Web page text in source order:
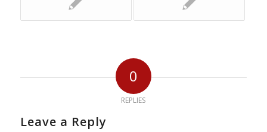
0
REPLIES
Leave a Reply